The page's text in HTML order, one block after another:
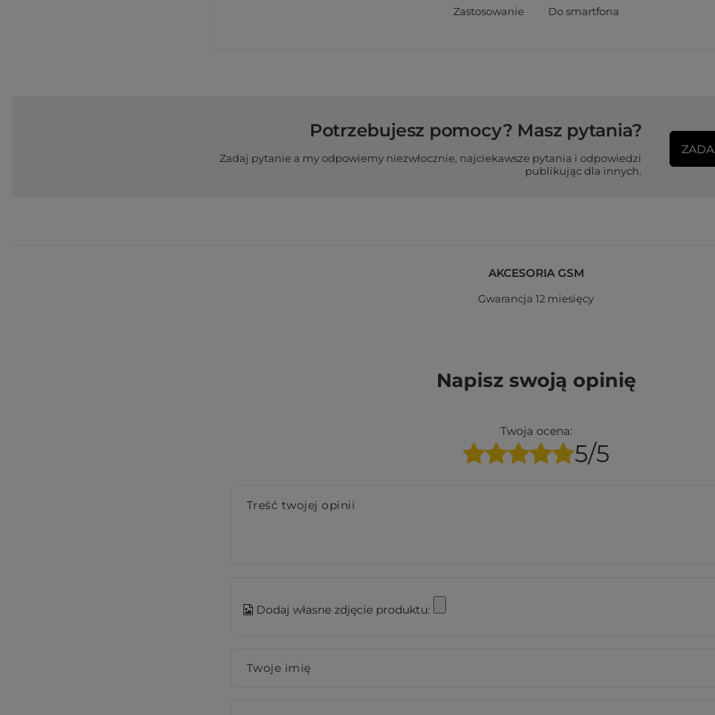
Zastosowanie Do smartfona
Potrzebujesz pomocy? Masz pytania?
Zadaj pytanie a my odpowiemy niezwłocznie, najciekawsze pytania i odpowiedzi
publikując dla innych.
AKCESORIA GSM
Gwarancja 12 miesięcy
Napisz swoją opinię
Twoja ocena:
5/5
Treść twojej opinii
Dodaj własne zdjęcie produktu:
Twoje imię